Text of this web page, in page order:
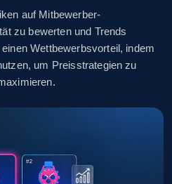
name, Seller rating,
Root category, and
products using
auf Mitbewerber-
zu bewerten und Trends
Wettbewerbsvorteil, indem
um Preisstrategien zu